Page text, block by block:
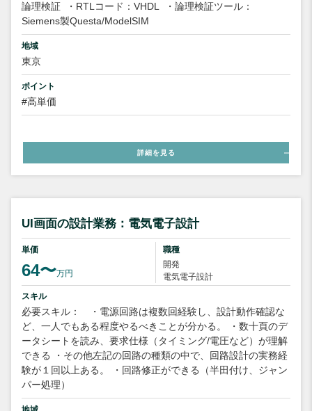
論理検証
・RTLコード：VHDL
・論理検証ツール：
Siemens製Questa/ModelSIM
地域
東京
ポイント
#高単価
詳細を見る
UI画面の設計業務：電気電子設計
単価
64〜万円
職種
開発
電気電子設計
スキル
必要スキル： ・電源回路は複数回経験し、設計動作確認な
ど、一人でもある程度やるべきことが分かる。 ・数十頁のデ
ータシートを読み、要求仕様（タイミング/電圧など）が理解
できる ・その他左記の回路の種類の中で、回路設計の実務経
験が１回以上ある。 ・回路修正ができる（半田付け、ジャン
パー処理）